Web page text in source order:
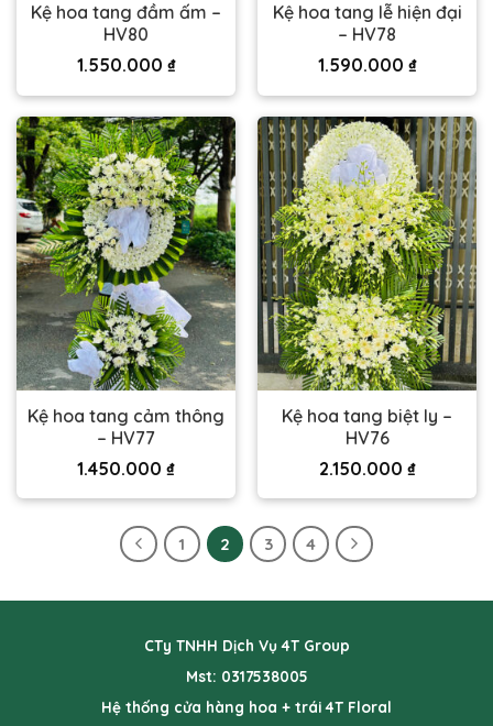
Kệ hoa tang đầm ấm –
HV80
1.550.000 ₫
Kệ hoa tang lễ hiện đại
– HV78
1.590.000 ₫
Kệ hoa tang cảm thông
– HV77
1.450.000 ₫
Kệ hoa tang biệt ly –
HV76
2.150.000 ₫
1 2 3 4
CTy TNHH Dịch Vụ 4T Group
Mst: 0317538005
Hệ thống cửa hàng hoa + trái 4T Floral